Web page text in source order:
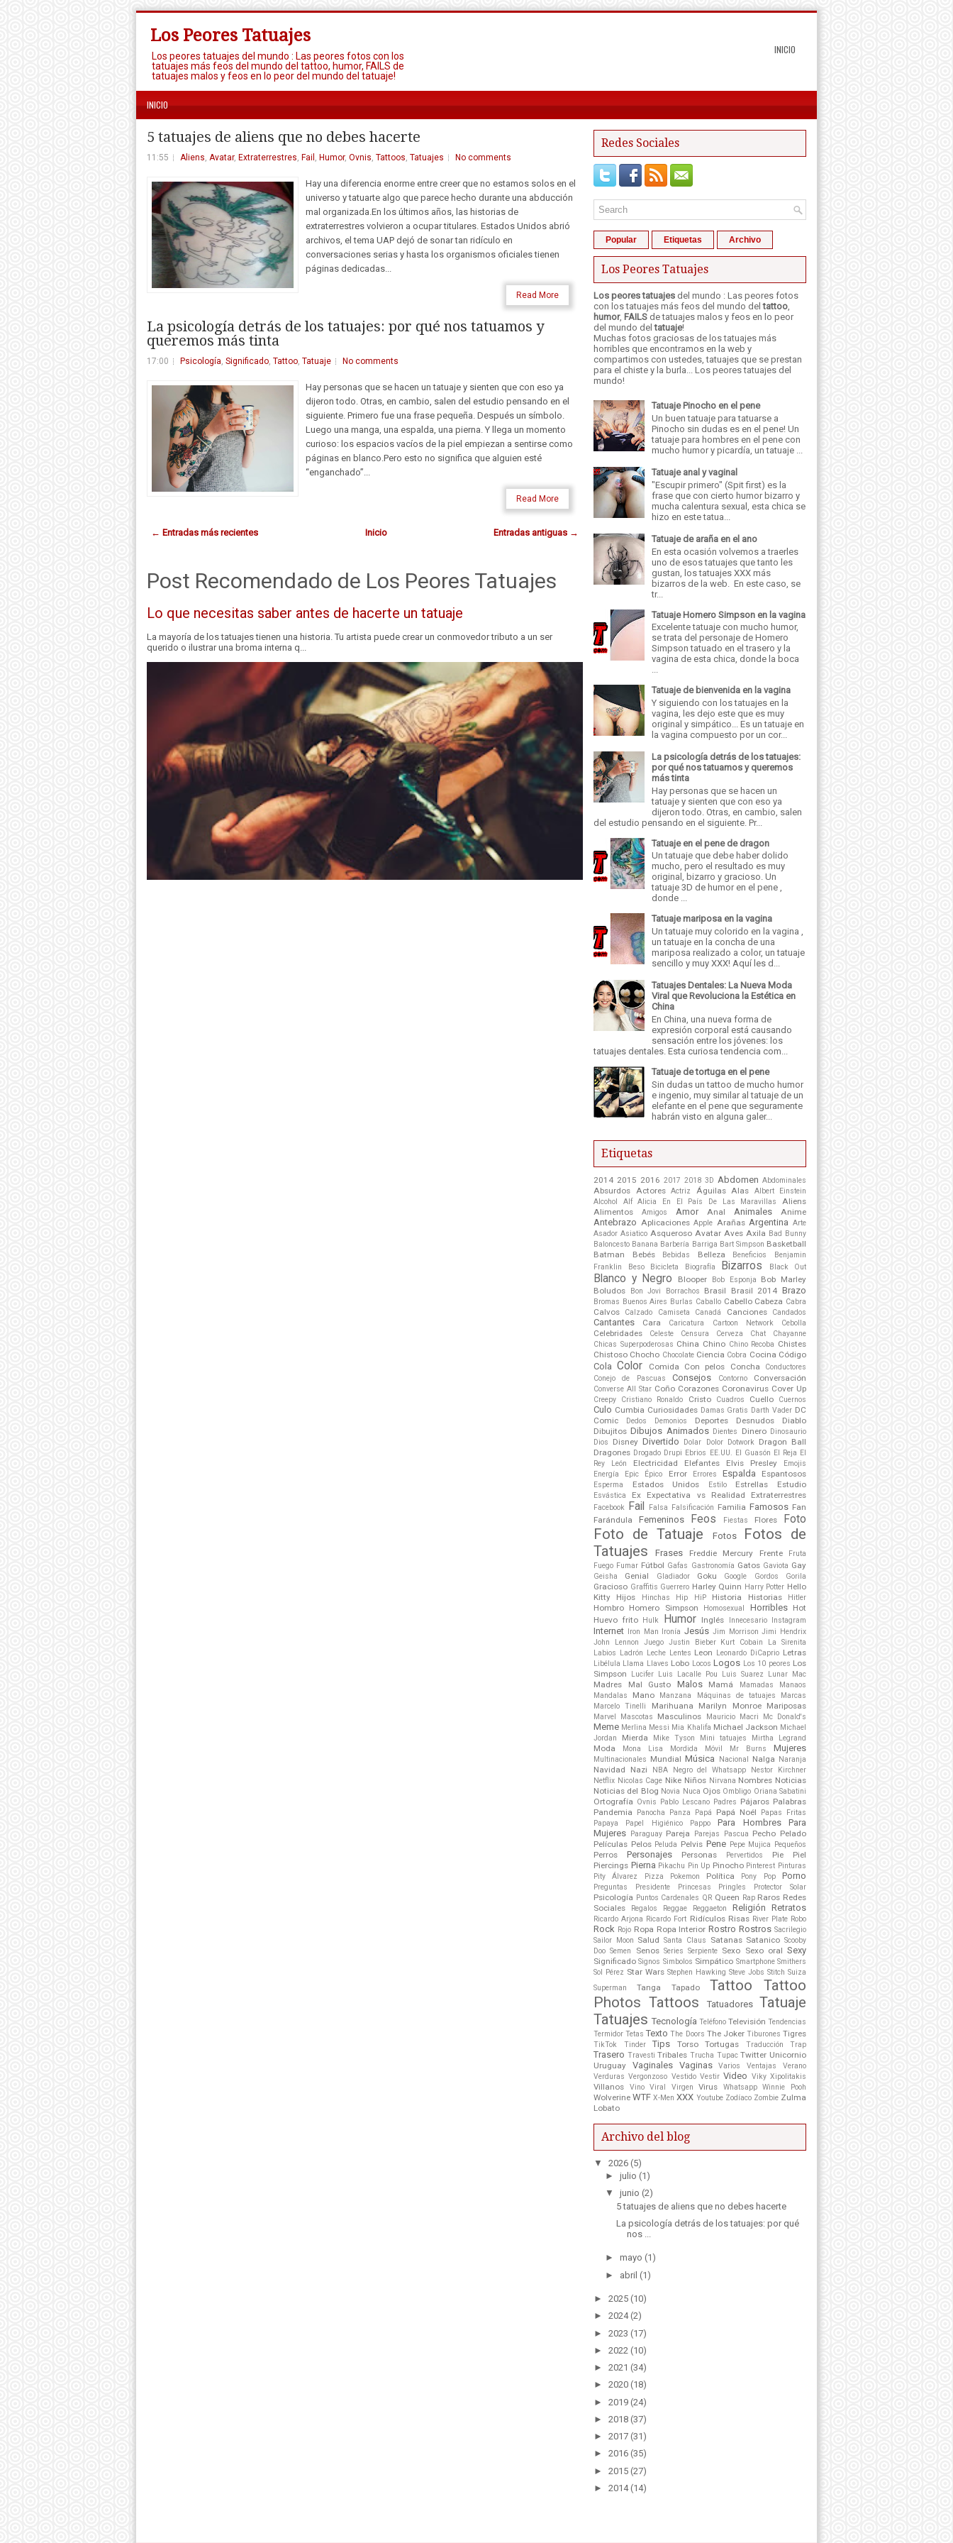
Los Peores Tatuajes
Los peores tatuajes del mundo : Las peores fotos con los
tatuajes más feos del mundo del tattoo, humor, FAILS de
tatuajes malos y feos en lo peor del mundo del tatuaje!
INICIO
INICIO
5 tatuajes de aliens que no debes hacerte
11:55 Aliens, Avatar, Extraterrestres, Fail , Humor, Ovnis, Tattoos, Tatuajes No comments
Hay una diferencia enorme entre creer que no estamos solos en el
universo y tatuarte algo que parece hecho durante una abducción
mal organizada.En los últimos años, las historias de
extraterrestres volvieron a ocupar titulares. Estados Unidos abrió
archivos, el tema UAP dejó de sonar tan ridículo en
conversaciones serias y hasta los organismos oficiales tienen
páginas dedicadas...
Read More
La psicología detrás de los tatuajes: por qué nos tatuamos y
queremos más tinta
17:00 Psicología, Significado, Tattoo, Tatuaje No comments
Hay personas que se hacen un tatuaje y sienten que con eso ya
dijeron todo. Otras, en cambio, salen del estudio pensando en el
siguiente. Primero fue una frase pequeña. Después un símbolo.
Luego una manga, una espalda, una pierna. Y llega un momento
curioso: los espacios vacíos de la piel empiezan a sentirse como
páginas en blanco.Pero esto no significa que alguien esté
“enganchado”...
Read More
← Entradas más recientes Entradas antiguas →
Inicio
Post Recomendado de Los Peores Tatuajes
Lo que necesitas saber antes de hacerte un tatuaje
La mayoría de los tatuajes tienen una historia. Tu artista puede crear un conmovedor tributo a un ser
querido o ilustrar una broma interna q...
Redes Sociales
Popular Etiquetas Archivo
Los Peores Tatuajes
Los peores tatuajes del mundo : Las peores fotos
con los tatuajes más feos del mundo deltattoo,
humor, FAILS de tatuajes malos y feos en lo peor
del mundo deltatuaje!
Muchas fotos graciosas de los tatuajes más
horribles que encontramos en la web y
compartimos con ustedes, tatuajes que se prestan
para el chiste y la burla... Los peores tatuajes del
mundo!
Tatuaje Pinocho en el pene
Un buen tatuaje para tatuarse a
Pinocho sin dudas es en el pene! Un
tatuaje para hombres en el pene con
mucho humor y picardía, un tatuaje ...
Tatuaje anal y vaginal
"Escupir primero" (Spit first) es la
frase que con cierto humor bizarro y
mucha calentura sexual, esta chica se
hizo en este tatua...
Tatuaje de araña en el ano
En esta ocasión volvemos a traerles
uno de esos tatuajes que tanto les
gustan, los tatuajes XXX más
bizarros de la web. En este caso, se
tr...
Tatuaje Homero Simpson en la vagina
Excelente tatuaje con mucho humor,
se trata del personaje de Homero
Simpson tatuado en el trasero y la
vagina de esta chica, donde la boca
...
Tatuaje de bienvenida en la vagina
Y siguiendo con los tatuajes en la
vagina, les dejo este que es muy
original y simpático... Es un tatuaje en
la vagina compuesto por un cor...
La psicología detrás de los tatuajes:
por qué nos tatuamos y queremos
más tinta
Hay personas que se hacen un
tatuaje y sienten que con eso ya
dijeron todo. Otras, en cambio, salen
del estudio pensando en el siguiente. Pr...
Tatuaje en el pene de dragon
Un tatuaje que debe haber dolido
mucho, pero el resultado es muy
original, bizarro y gracioso. Un
tatuaje 3D de humor en el pene ,
donde ...
Tatuaje mariposa en la vagina
Un tatuaje muy colorido en la vagina ,
un tatuaje en la concha de una
mariposa realizado a color, un tatuaje
sencillo y muy XXX! Aquí les d...
Tatuajes Dentales: La Nueva Moda
Viral que Revoluciona la Estética en
China
En China, una nueva forma de
expresión corporal está causando
sensación entre los jóvenes: los
tatuajes dentales. Esta curiosa tendencia com...
Tatuaje de tortuga en el pene
Sin dudas un tattoo de mucho humor
e ingenio, muy similar al tatuaje de un
elefante en el pene que seguramente
habrán visto en alguna galer...
Etiquetas
2014 2015 2016 2017 2018 3D Abdomen Abdominales
Absurdos Actores Actriz Águilas Alas
Albert Einstein
Alcohol
Alf Alicia En El País De Las Maravillas
Aliens
Alimentos
Amigos Amor Anal Animales Anime
Antebrazo Aplicaciones Apple Arañas Argentina Arte
Asador Asiatico Asqueroso Avatar Aves Axila Bad Bunny
Baloncesto Banana Barbería Barriga Bart Simpson Basketball
Batman
Bebés Bebidas Belleza Beneficios
Benjamin
Franklin
Beso Bicicleta Biografía Bizarros Black Out
Blanco y Negro Blooper Bob Esponja
Bob Marley
Boludos
Bon Jovi Borrachos Brasil Brasil 2014 Brazo
Bromas Buenos Aires Burlas Caballo Cabello Cabeza Cabra
Calvos Calzado Camiseta Canadá Canciones Candados
Cantantes Cara Caricatura Cartoon Network Cebolla
Celebridades Celeste Censura Cerveza Chat
Chayanne
Chicas Superpoderosas China Chino Chino Recoba Chistes
Chistoso Chocho Chocolate Ciencia Cobra Cocina Código
Cola Color Comida Con pelos Concha
Conductores
Conejo de Pascuas
Consejos Contorno Conversación
Converse All Star Coño Corazones Coronavirus Cover Up
Creepy Cristiano Ronaldo Cristo Cuadros Cuello Cuernos
Culo Cumbia Curiosidades Damas Gratis Darth Vader DC
Comic
Dedos Demonios Deportes Desnudos
Diablo
Dibujitos Dibujos Animados Dientes Dinero Dinosaurio
Dios
Disney Divertido Dolar Dolor Dotwork Dragon Ball
Dragones Drogado Drupi Ebrios EE.UU. El Guasón El Reja El
Rey León
Electricidad Elefantes Elvis Presley
Emojis
Energía
Epic Épico Error Errores Espalda Espantosos
Esperma Estados Unidos Estilo Estrellas Estudio
Esvástica Ex Expectativa vs Realidad Extraterrestres
Facebook Fail Falsa Falsificación Familia Famosos Fan
Farándula
Femeninos Feos Fiestas Flores Foto
Foto de Tatuaje Fotos
Fotos de
Tatuajes
Frases Freddie Mercury Frente
Fruta
Fuego Fumar Fútbol Gafas Gastronomía Gatos Gaviota Gay
Geisha Genial Gladiador Goku Google Gordos Gorila
Gracioso Graffitis Guerrero Harley Quinn Harry Potter Hello
Kitty
Hijos Hinchas Hip HiP Historia Historias Hitler
Hombro Homero Simpson Homosexual Horribles Hot
Huevo frito Hulk Humor Inglés Innecesario Instagram
Internet Iron Man Ironía Jesús Jim Morrison Jimi Hendrix
John Lennon
Juego Justin Bieber Kurt Cobain
La Sirenita
Labios Ladrón Leche Lentes Leon Leonardo DiCaprio Letras
Libélula Llama Llaves Lobo Locos Logos Los 10 peores Los
Simpson
Lucifer Luis Lacalle Pou Luis Suarez Lunar Mac
Madres Mal Gusto Malos Mamá Mamadas
Manaos
Mandalas
Mano Manzana Máquinas de tatuajes
Marcas
Marcelo Tinelli
Marihuana Marilyn Monroe Mariposas
Marvel Mascotas Masculinos Mauricio Macri Mc Donald's
Meme Merlina Messi Mia Khalifa Michael Jackson Michael
Jordan
Mierda Mike Tyson Mini tatuajes Mirtha Legrand
Moda Mona Lisa Mordida Móvil Mr Burns Mujeres
Multinacionales Mundial Música Nacional Nalga Naranja
Navidad Nazi NBA Negro del Whatsapp
Nestor Kirchner
Netflix Nicolas Cage Nike Niños Nirvana Nombres Noticias
Noticias del Blog Novia Nuca Ojos Ombligo Oriana Sabatini
Ortografía Ovnis Pablo Lescano Padres Pájaros Palabras
Pandemia
Panocha Panza Papá Papá Noél
Papas Fritas
Papaya
Papel Higiénico Pappo Para Hombres
Para
Mujeres Paraguay Pareja Parejas Pascua Pecho Pelado
Películas Pelos Peluda Pelvis Pene Pepe Mujica Pequeños
Perros Personajes Personas Pervertidos Pie
Piel
Piercings Pierna Pikachu Pin Up Pinocho Pinterest Pinturas
Pity Álvarez
Pizza Pokemon Política Pony Pop Porno
Preguntas Presidente Princesas Pringles Protector Solar
Psicología Puntos Cardenales QR Queen Rap Raros Redes
Sociales
Regalos Reggae Reggaeton Religión Retratos
Ricardo Arjona Ricardo Fort Ridículos Risas River Plate Robo
Rock Rojo Ropa Ropa Interior Rostro Rostros Sacrilegio
Sailor Moon Salud Santa Claus Satanas Satanico Scooby
Doo Semen Senos Series Serpiente Sexo Sexo oral Sexy
Significado Signos Simbolos Simpático Smartphone Smithers
Sol Pérez Star Wars Stephen Hawking Steve Jobs Stitch Suiza
Superman
Tanga Tapado Tattoo
Tattoo
Photos Tattoos Tatuadores Tatuaje
Tatuajes Tecnología Teléfono Televisión Tendencias
Termidor Tetas Texto The Doors The Joker Tiburones Tigres
TikTok Tinder Tips Torso Tortugas Traducción Trap
Trasero Travesti Tribales Trucha Tupac Twitter Unicornio
Uruguay
Vaginales Vaginas Varios Ventajas
Verano
Verduras Vergonzoso Vestido Vestir Video Viky Xipolitakis
Villanos Vino Viral Virgen Virus Whatsapp Winnie Pooh
Wolverine WTF X-Men XXX Youtube Zodíaco Zombie Zulma
Lobato
Archivo del blog
▼ 2026 (5)
► julio (1)
▼
junio (2)
5 tatuajes de aliens que no debes hacerte
La psicología detrás de los tatuajes: por qué
nos ...
► mayo (1)
► abril (1)
► 2025 (10)
► 2024 (2)
► 2023 (17)
► 2022 (10)
► 2021 (34)
► 2020 (18)
► 2019 (24)
► 2018 (37)
► 2017 (31)
► 2016 (35)
► 2015 (27)
► 2014 (14)